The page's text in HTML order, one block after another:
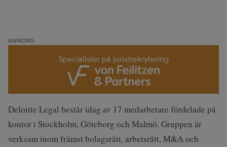
ANNONS
Specialister på juristrekrytering
Deloitte Legal består idag av 17 medarbetare fördelade på
kontor i Stockholm, Göteborg och Malmö. Gruppen är
verksam inom främst bolagsrätt, arbetsrätt, M&A och